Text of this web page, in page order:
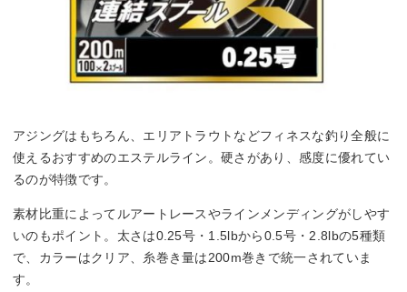
アジングはもちろん、エリアトラウトなどフィネスな釣り全般に
使えるおすすめのエステルライン。硬さがあり、感度に優れてい
るのが特徴です。
素材比重によってルアートレースやラインメンディングがしやす
いのもポイント。太さは0.25号・1.5lbから0.5号・2.8lbの5種類
で、カラーはクリア、糸巻き量は200m巻きで統一されていま
す。